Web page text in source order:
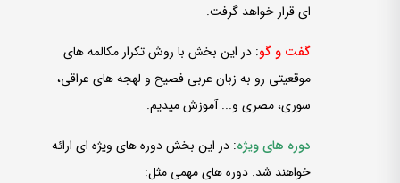
ای قرار خواهد گرفت.
گفت­ و گو: در این بخش با روش تکرار مکالمه ­های
موقعیتی رو به زبان عربی فصیح و لهجه­ های عراقی،
سوری، مصری و... آموزش می­دیم.
دوره­ های ویژه: در این بخش دوره­ های ویژه ای ارائه
خواهند شد. دوره ­های مهمی مثل: